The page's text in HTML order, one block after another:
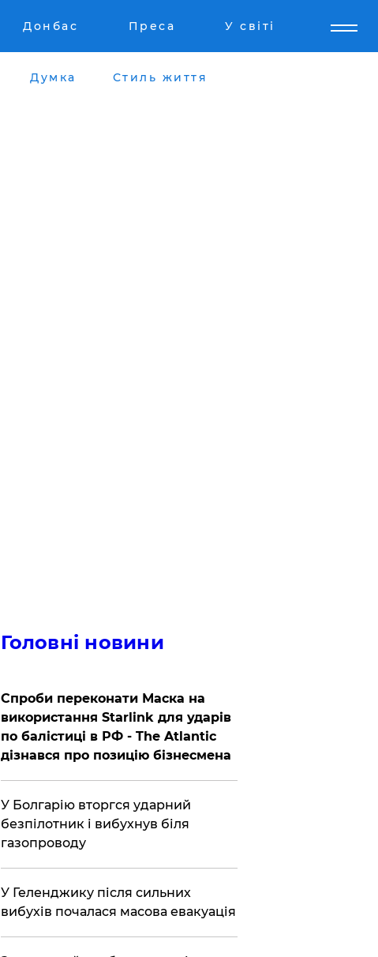
Донбас Преса У світі
Думка Стиль життя
Головні новини
​Спроби переконати Маска на
використання Starlink для ударів
по балістиці в РФ - The Atlantic
дізнався про позицію бізнесмена
У Болгарію вторгся ударний
безпілотник і вибухнув біля
газопроводу
У Геленджику після сильних
вибухів почалася масова евакуація